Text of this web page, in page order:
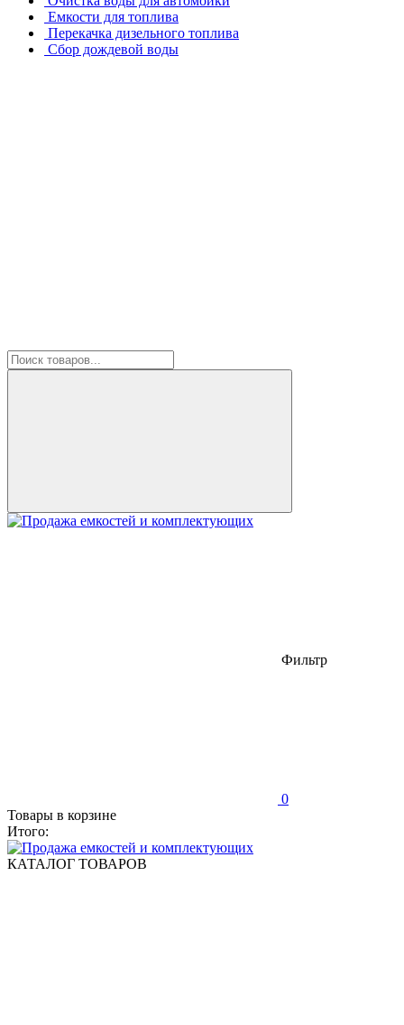
Емкости для топлива
Перекачка дизельного топлива
Сбор дождевой воды
Фильтр
0
Товары в корзине
Итого:
КАТАЛОГ ТОВАРОВ